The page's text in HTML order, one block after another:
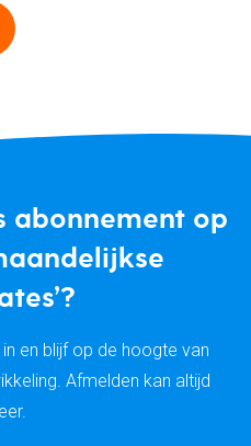
op
en blijf op de hoogte van
Afmelden kan altijd